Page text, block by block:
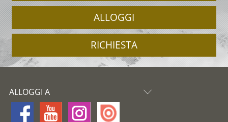
ALLOGGI
RICHIESTA
ALLOGGI A